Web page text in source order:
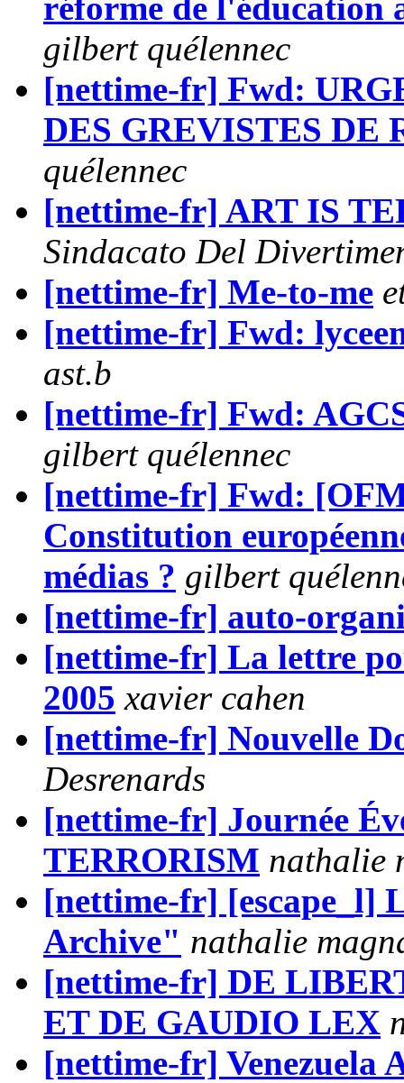
gilbert quélennec
[nettime-fr] Fwd:
DES GREVISTES DE
quélennec
[nettime-fr] ART IS
Sindacato Del
[nettime-fr] Me-to-me
[nettime-fr] Fwd:
ast.b
[nettime-fr] Fwd:
gilbert quélennec
[nettime-fr] Fwd:
Constitution
médias ? gilbert
[nettime-fr] auto-
[nettime-fr] La lettre
2005 xavier cahen
[nettime-fr] Nouvelle
Desrenards
[nettime-fr] Journée
TERRORISM nathalie
[nettime-fr] [escape_l]
Archive" nathalie
[nettime-fr] DE
ET DE GAUDIO LEX
[nettime-fr] Venezuela